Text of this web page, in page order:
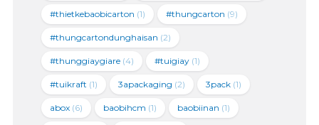
#thietkebaobicarton (1) #thungcarton (9)
#thungcartondunghaisan (2)
#thunggiaygiare(4) #tuigiay(1)
#tuikraft (1) 3apackaging (2) 3pack(1)
abox(6) baobihcm (1) baobiinan (1)